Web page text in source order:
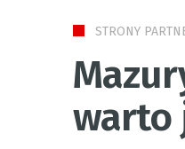
STRONY
warto